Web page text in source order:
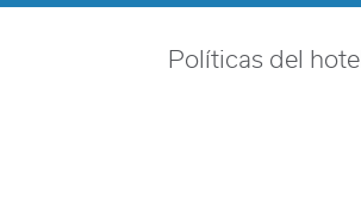
Políticas del hotel